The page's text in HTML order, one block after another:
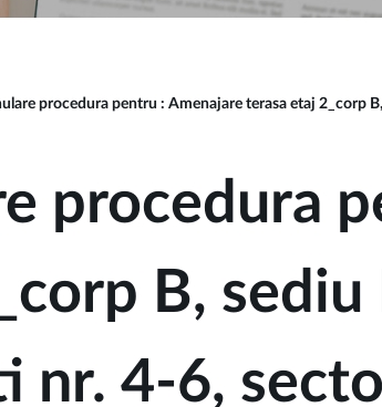
procedura pentru : Amenajare terasa etaj 2_corp
procedura
B, sediu
nr. 4-6,